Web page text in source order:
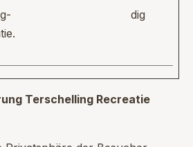
dig
Terschelling Recreatie